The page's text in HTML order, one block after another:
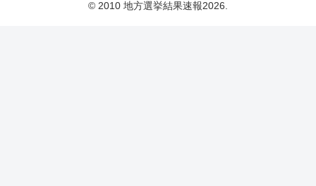
© 2010 地方選挙結果速報2026.